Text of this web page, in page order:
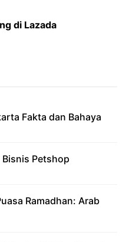
di Lazada
Fakta dan Bahaya
Petshop
Ramadhan: Arab